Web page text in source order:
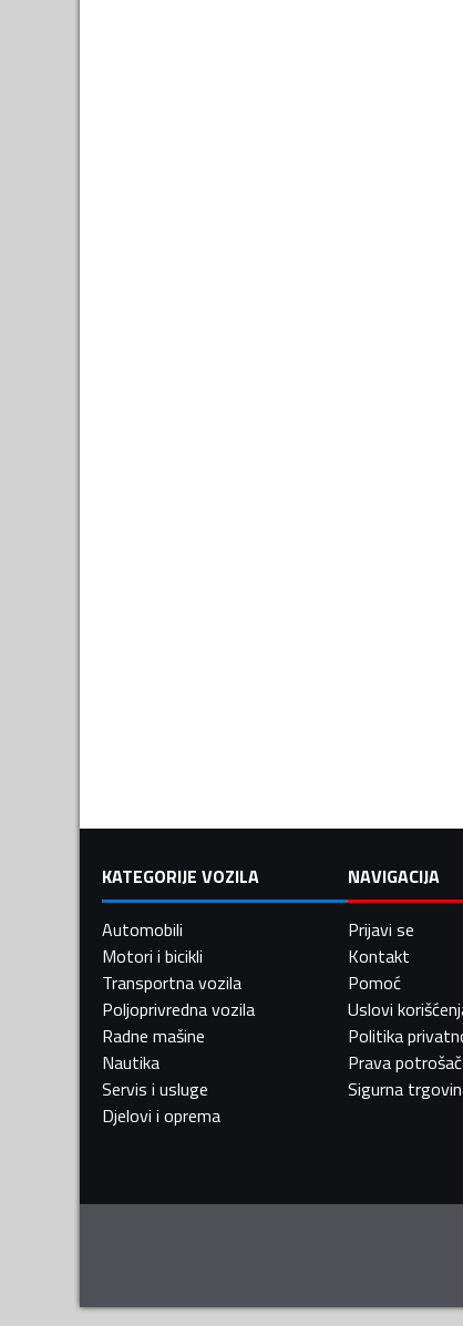
KATEGORIJE VOZILA
Automobili
Motori i bicikli
Transportna vozila
Poljoprivredna vozila
Radne mašine
Nautika
Servis i usluge
Djelovi i oprema
NAVIGACIJA
Prijavi se
Kontakt
Pomoć
Uslovi
Politika
Prava
Sigurna